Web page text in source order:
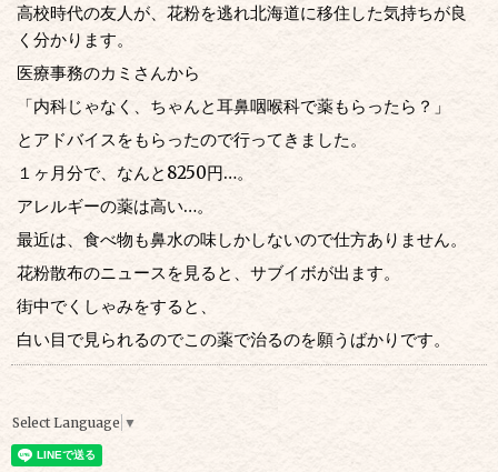
高校時代の友人が、花粉を逃れ北海道に移住した気持ちが良
く分かります。
医療事務のカミさんから
「内科じゃなく、ちゃんと耳鼻咽喉科で薬もらったら？」
とアドバイスをもらったので行ってきました。
１ヶ月分で、なんと8250円…。
アレルギーの薬は高い…。
最近は、食べ物も鼻水の味しかしないので仕方ありません。
花粉散布のニュースを見ると、サブイボが出ます。
街中でくしゃみをすると、
白い目で見られるのでこの薬で治るのを願うばかりです。
Select Language ▼